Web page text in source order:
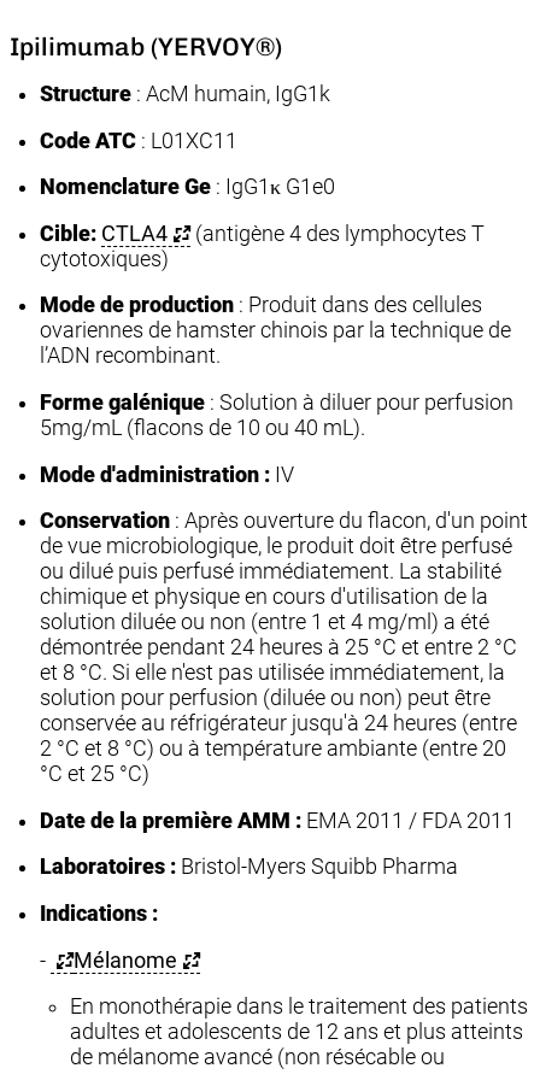
Ipilimumab (YERVOY®)
Structure : AcM humain, IgG1k
Code ATC : L01XC11
Nomenclature Ge : IgG1κ G1e0
Cible: CTLA4
(antigène 4 des lymphocytes T
cytotoxiques)
Mode de production : Produit dans des cellules
ovariennes de hamster chinois par la technique de
l’ADN recombinant.
Forme galénique : Solution à diluer pour perfusion
5mg/mL (flacons de 10 ou 40 mL).
Mode d'administration : IV
Conservation : Après ouverture du flacon, d'un point
de vue microbiologique, le produit doit être perfusé
ou dilué puis perfusé immédiatement. La stabilité
chimique et physique en cours d'utilisation de la
solution diluée ou non (entre 1 et 4 mg/ml) a été
démontrée pendant 24 heures à 25 °C et entre 2 °C
et 8 °C. Si elle n'est pas utilisée immédiatement, la
solution pour perfusion (diluée ou non) peut être
conservée au réfrigérateur jusqu'à 24 heures (entre
2 °C et 8 °C) ou à température ambiante (entre 20
°C et 25 °C)
Date de la première AMM : EMA 2011 / FDA 2011
Laboratoires : Bristol-Myers Squibb Pharma
Indications :
-
Mélanome
En monothérapie dans le traitement des patients
adultes et adolescents de 12 ans et plus atteints
de mélanome avancé (non résécable ou